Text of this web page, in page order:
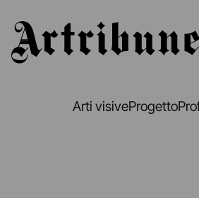
Arti visiveProgetto